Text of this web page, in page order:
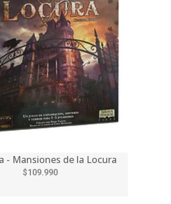
- Mansiones de la Locura
$109.990